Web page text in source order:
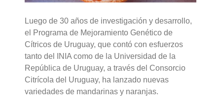
Luego de 30 años de investigación y desarrollo,
el Programa de Mejoramiento Genético de
Cítricos de Uruguay, que contó con esfuerzos
tanto del INIA como de la Universidad de la
República de Uruguay, a través del Consorcio
Citrícola del Uruguay, ha lanzado nuevas
variedades de mandarinas y naranjas.